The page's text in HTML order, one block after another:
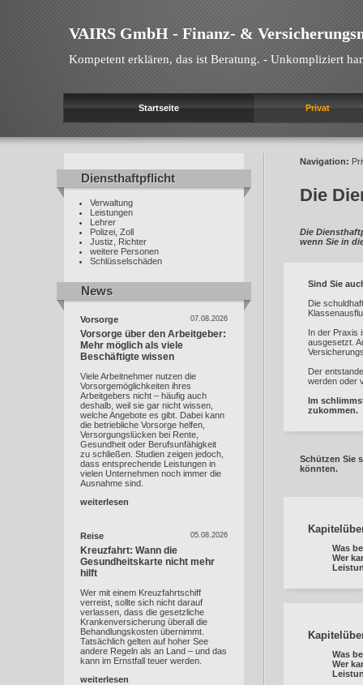
VAIRS GmbH - Finanz- &
Kompetent erklären, das ist Beratung. - Unkompliziert
Startseite Privat
Diensthaftpflicht
Diensthaftpflicht
Verwaltung
Leistungen
Lehrer
Polizei, Zoll
Justiz, Richter
weitere Personen
Schlüsselschäden
News
News
07.08.2026
Vorsorge
Vorsorge über den Arbeitgeber:
Mehr möglich als viele
Beschäftigte wissen
Viele Arbeitnehmer nutzen die
Vorsorgemöglichkeiten ihres
Arbeitgebers nicht – häufig auch
deshalb, weil sie gar nicht wissen,
welche Angebote es gibt. Dabei kann
die betriebliche Vorsorge helfen,
Versorgungslücken bei Rente,
Gesundheit oder Berufsunfähigkeit
zu schließen. Studien zeigen jedoch,
dass entsprechende Leistungen in
vielen Unternehmen noch immer die
Ausnahme sind.
weiterlesen
05.08.2026
Reise
Kreuzfahrt: Wann die
Gesundheitskarte nicht mehr
hilft
Wer mit einem Kreuzfahrtschiff
verreist, sollte sich nicht darauf
verlassen, dass die gesetzliche
Krankenversicherung überall die
Behandlungskosten übernimmt.
Tatsächlich gelten auf hoher See
andere Regeln als an Land – und das
kann im Ernstfall teuer werden.
weiterlesen
Navigation:
Die
Die
wenn Sie in
Sind Sie
Die
In der Praxis
ausgesetzt.
Der
werden oder
Im
zukommen.
Schützen Sie
könnten.
Was
Wer
Was
Wer